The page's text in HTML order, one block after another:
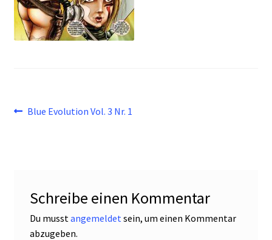
Beitragsnavigation
Vorheriger
Blue Evolution Vol. 3 Nr. 1
Schreibe einen Kommentar
Du musst angemeldet sein, um einen Kommentar
abzugeben.